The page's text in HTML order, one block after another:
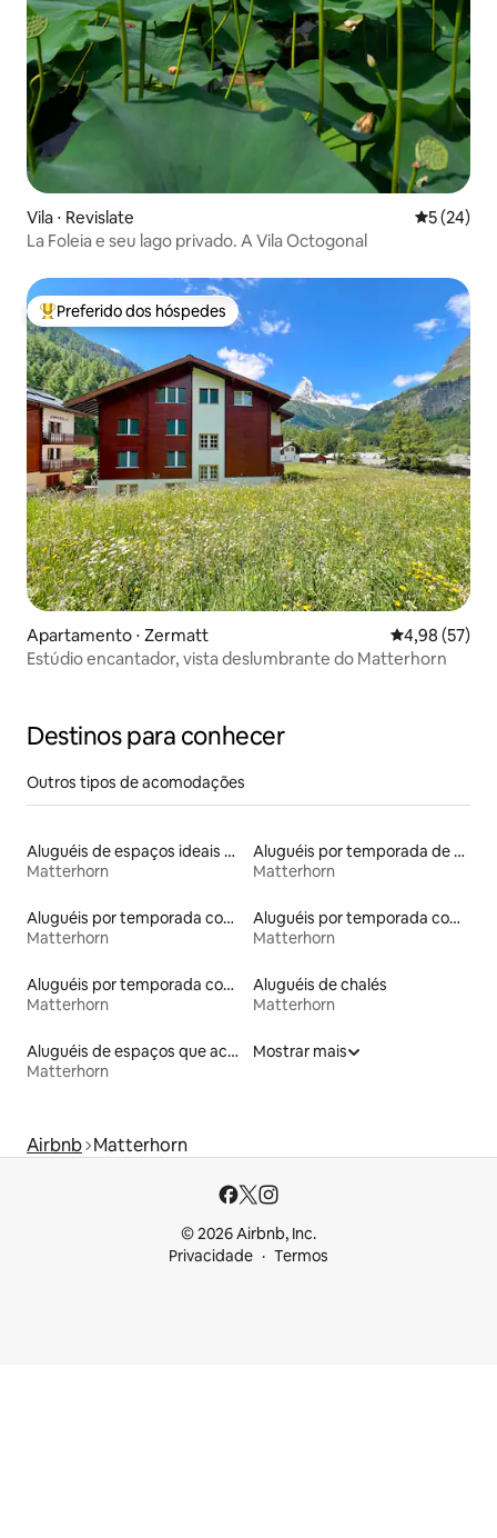
Vila ⋅ Revislate 5 de uma
5 (24)
La Foleia e seu lago privado. A Vila Octogonal
Entre os melhores preferidos dos hóspedes
Preferido dos hóspedes
Apartamento ⋅ Zermatt 4,98 de uma
4,98 (57)
Estúdio encantador, vista deslumbrante do Matterhorn
Destinos para conhecer
Outros tipos de acomodações
Aluguéis de espaços ideais para famílias
Matterhorn
Aluguéis por temporada de acomodações de luxo
Matterhorn
Aluguéis por temporada com sauna
Matterhorn
Aluguéis por temporada com banheira de hidromassagem
Matterhorn
Aluguéis por temporada com café da manhã
Matterhorn
Aluguéis de chalés
Matterhorn
Aluguéis de espaços que aceitam animais de estimação
Matterhorn
Mostrar mais
Airbnb Matterhorn
© 2026 Airbnb, Inc.
Privacidade
Termos